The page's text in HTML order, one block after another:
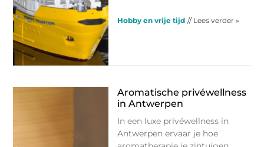
Hobby en vrije tijd // Lees verder »
Aromatische privéwellness
in Antwerpen
In een luxe privéwellness in
Antwerpen ervaar je hoe